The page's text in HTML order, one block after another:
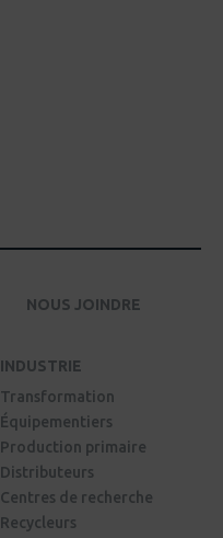
NOUS JOINDRE
INDUSTRIE
Transformation
Équipementiers
Production primaire
Distributeurs
Centres de recherche
Recycleurs